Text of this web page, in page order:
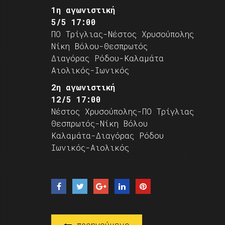
1η αγωνιστική
5/5 17:00
ΠΟ Τρίγλιας-Νέστος Χρυσούπολης
Νίκη Βόλου-Θεσπρωτός
Διαγόρας Ρόδου-Καλαμάτα
Αιολικός-Ιωνικός
2η αγωνιστική
12/5 17:00
Νέστος Χρυσούπολης-ΠΟ Τρίγλιας
Θεσπρωτός-Νίκη Βόλου
Καλαμάτα-Διαγόρας Ρόδου
Ιωνικός-Αιολικός